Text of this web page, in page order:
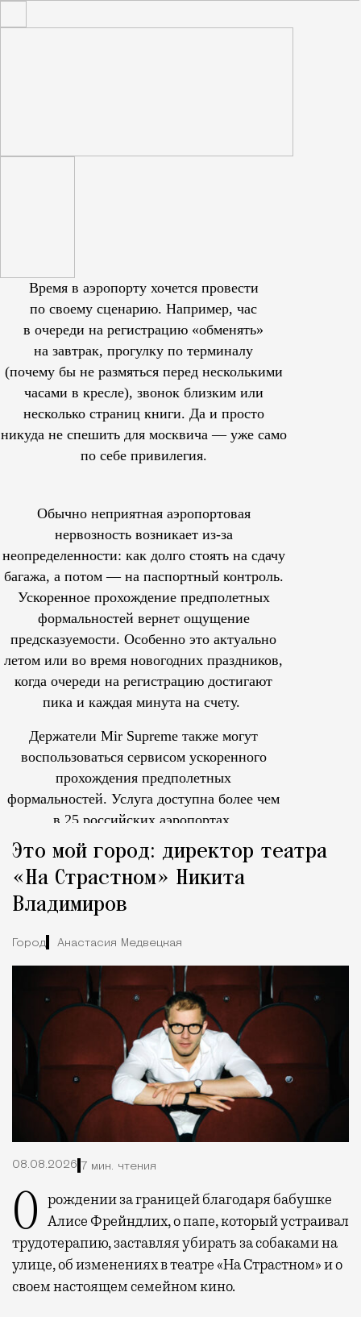
Время в аэропорту хочется провести
по своему сценарию. Например, час
в очереди на регистрацию «обменять»
на завтрак, прогулку по терминалу
(почему бы не размяться перед несколькими
часами в кресле), звонок близким или
несколько страниц книги. Да и просто
никуда не спешить для москвича — уже само
по себе привилегия.
Обычно неприятная аэропортовая
нервозность возникает из-за
неопределенности: как долго стоять на сдачу
багажа, а потом — на паспортный контроль.
Ускоренное прохождение предполетных
формальностей вернет ощущение
предсказуемости. Особенно это актуально
летом или во время новогодних праздников,
когда очереди на регистрацию достигают
пика и каждая минута на счету.
Держатели Mir Supreme также могут
воспользоваться сервисом ускоренного
прохождения предполетных
формальностей. Услуга доступна более чем
в 25 российских аэропортах.
Это мой город: директор театра
«На Страстном» Никита
Владимиров
Город Анастасия Медвецкая
08.08.2026 7 мин. чтения
О рождении за границей благодаря бабушке Алисе Фрейндлих, о папе, который устраивал
трудотерапию, заставляя убирать за собаками на
улице, об изменениях в театре «На Страстном» и о
своем настоящем семейном кино.